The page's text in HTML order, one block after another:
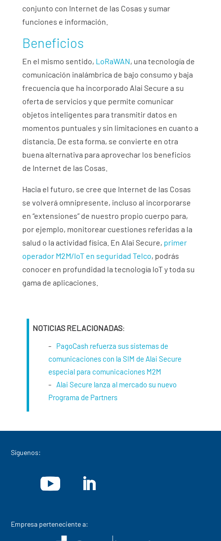
conjunto con Internet de las Cosas y sumar
funciones e información.
Beneficios
En el mismo sentido, LoRaWAN, una tecnología de
comunicación inalámbrica de bajo consumo y baja
frecuencia que ha incorporado Alai Secure a su
oferta de servicios y que permite comunicar
objetos inteligentes para transmitir datos en
momentos puntuales y sin limitaciones en cuanto a
distancia. De esta forma, se convierte en otra
buena alternativa para aprovechar los beneficios
de Internet de las Cosas.
Hacia el futuro, se cree que Internet de las Cosas
se volverá omnipresente, incluso al incorporarse
en “extensiones” de nuestro propio cuerpo para,
por ejemplo, monitorear cuestiones referidas a la
salud o la actividad física. En Alai Secure, primer
operador M2M/IoT en seguridad Telco, podrás
conocer en profundidad la tecnología IoT y toda su
gama de aplicaciones.
NOTICIAS RELACIONADAS:
PagoCash refuerza sus sistemas de
comunicaciones con la SIM de Alai Secure
especial para comunicaciones M2M
Alai Secure lanza al mercado su nuevo
Programa de Partners
Síguenos:
Empresa perteneciente a: